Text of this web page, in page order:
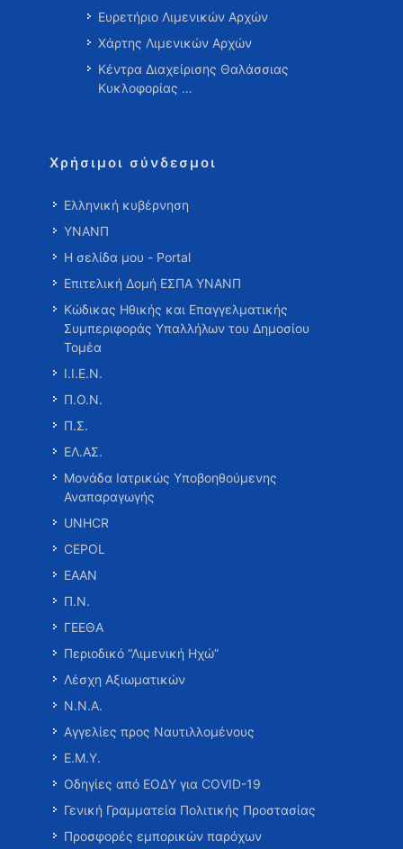
Ευρετήριο Λιμενικών Αρχών
Χάρτης Λιμενικών Αρχών
Κέντρα Διαχείρισης Θαλάσσιας
Κυκλοφορίας …
Χρήσιμοι σύνδεσμοι
Ελληνική κυβέρνηση
ΥΝΑΝΠ
Η σελίδα μου - Portal
Επιτελική Δομή ΕΣΠΑ ΥΝΑΝΠ
Κώδικας Ηθικής και Επαγγελματικής
Συμπεριφοράς Υπαλλήλων του Δημοσίου
Τομέα
Ι.Ι.Ε.Ν.
Π.Ο.Ν.
Π.Σ.
ΕΛ.ΑΣ.
Μονάδα Ιατρικώς Υποβοηθούμενης
Αναπαραγωγής
UNHCR
CEPOL
ΕΑΑΝ
Π.Ν.
ΓΕΕΘΑ
Περιοδικό “Λιμενική Ηχώ”
Λέσχη Αξιωματικών
Ν.Ν.Α.
Αγγελίες προς Ναυτιλλομένους
Ε.Μ.Υ.
Οδηγίες από ΕΟΔΥ για COVID-19
Γενική Γραμματεία Πολιτικής Προστασίας
Προσφορές εμπορικών παρόχων